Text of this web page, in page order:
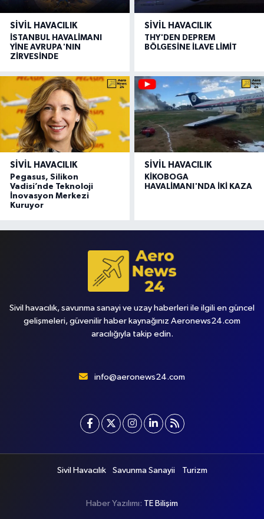
SIVIL HAVACILIK
İSTANBUL HAVALİMANI
YİNE AVRUPA'NIN
ZİRVESİNDE
SIVIL HAVACILIK
THY'DEN DEPREM
BÖLGESİNE İLAVE LİMİT
SIVIL HAVACILIK
Pegasus, Silikon
Vadisi’nde Teknoloji
İnovasyon Merkezi
Kuruyor
SIVIL HAVACILIK
KİKOBOGA
HAVALİMANI'NDA İKİ KAZA
Sivil havacılık, savunma sanayi ve uzay haberleri ile ilgili en güncel
gelişmeleri, güvenilir haber kaynağınız Aeronews24.com
aracılığıyla takip edin.
info@aeronews24.com
Sivil Havacılık Savunma Sanayii Turizm
Haber Yazılımı: TE Bilişim